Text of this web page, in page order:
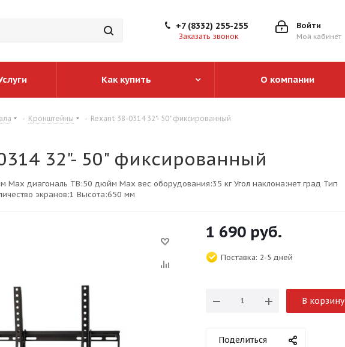
Войти
Мой кабинет
+7 (8332) 255-255
Заказать звонок
Как купить О компании
- Кронштейны - Rexant 38-0314 32"- 50" фиксированный
32"- 50" фиксированный
Мах диагональ ТВ:50 дюйм Мах вес оборудования:35 кг Угол наклона:нет град Тип
экранов:1 Высота:650 мм
1 690 руб.
Поставка: 2-5 дней
В корзину
Поделиться